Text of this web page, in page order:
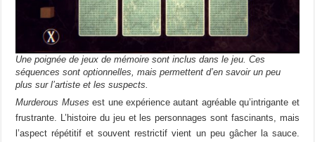
Une poignée de jeux de mémoire sont inclus dans le jeu. Ces
séquences sont optionnelles, mais permettent d’en savoir un peu
plus sur l’artiste et les suspects.
Murderous Muses est une expérience autant agréable qu’intrigante et
frustrante. L’histoire du jeu et les personnages sont fascinants, mais
l’aspect répétitif et souvent restrictif vient un peu gâcher la sauce.